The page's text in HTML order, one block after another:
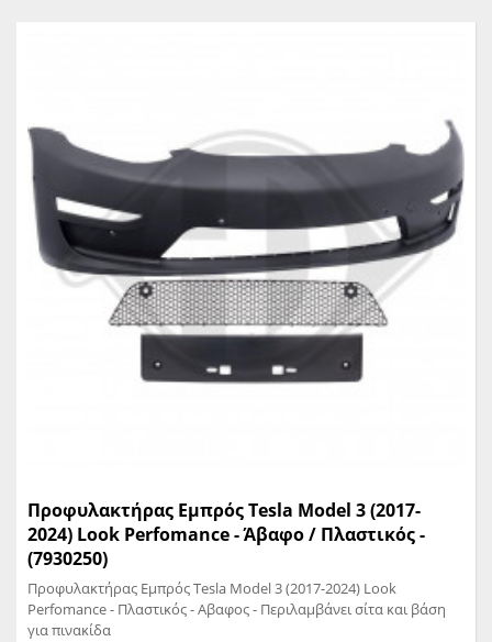
Προφυλακτήρας Εμπρός Tesla Model 3 (2017-
2024) Look Perfomance - Άβαφο / Πλαστικός -
(7930250)
Προφυλακτήρας Εμπρός Tesla Model 3 (2017-2024) Look
Perfomance - Πλαστικός - Αβαφος - Περιλαμβάνει σίτα και βάση
για πινακίδα